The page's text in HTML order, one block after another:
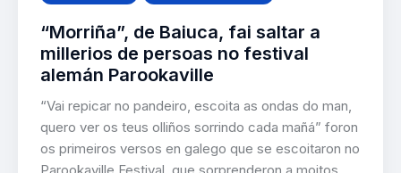
“Morriña”, de Baiuca, fai saltar a
millerios de persoas no festival
alemán Parookaville
“Vai repicar no pandeiro, escoita as ondas do man,
quero ver os teus olliños sorrindo cada mañá” foron
os primeiros versos en galego que se escoitaron no
Parookaville Festival, que sorprenderon a moitos